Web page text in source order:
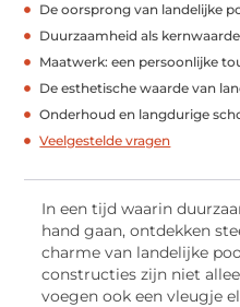
De oorsprong van landelijke
Duurzaamheid als kernwaarde
Maatwerk: een persoonlijke
De esthetische waarde van
Onderhoud en langdurige
Veelgestelde vragen
In een tijd waarin
hand gaan, ontdekken
charme van landelijke
constructies zijn niet
voegen ook een vleugje